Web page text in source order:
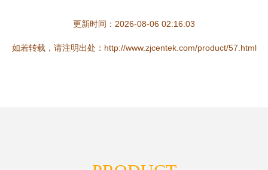
更新时间：2026-08-06 02:16:03
如若转载，请注明出处：http://www.zjcentek.com/product/57.html